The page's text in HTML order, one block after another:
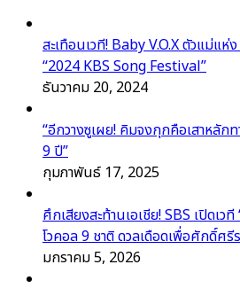
สะเทือนเวที! Baby V.O.X ตัวแม่แ
“2024 KBS Song Festival”
ธันวาคม 20, 2024
“อีกวางซูเผย! คิมจงกุกคือเสาหลัก
9 ปี”
กุมภาพันธ์ 17, 2025
ศึกเสียงสะท้านเอเชีย! SBS เปิดเ
โวคอล 9 ชาติ ดวลเดือดเพื่อศักดิ์ศรี
มกราคม 5, 2026